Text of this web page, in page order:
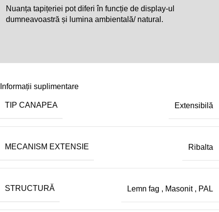
Nuanța tapițeriei pot diferi în funcție de display-ul
dumneavoastră și lumina ambientală/ natural.
Informații suplimentare
TIP CANAPEA Extensibilă
MECANISM EXTENSIE Ribalta
STRUCTURĂ Lemn fag , Masonit , PAL